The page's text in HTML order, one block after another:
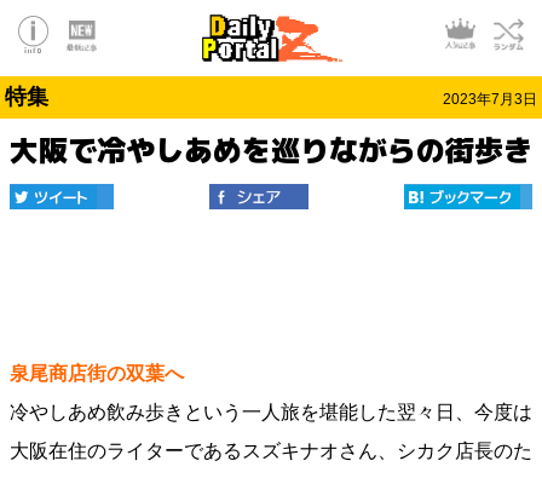
特集 2023年7月3日
大阪で冷やしあめを巡りながらの街歩き
泉尾商店街の双葉へ
冷やしあめ飲み歩きという一人旅を堪能した翌々日、今度は
大阪在住のライターであるスズキナオさん、シカク店長のた